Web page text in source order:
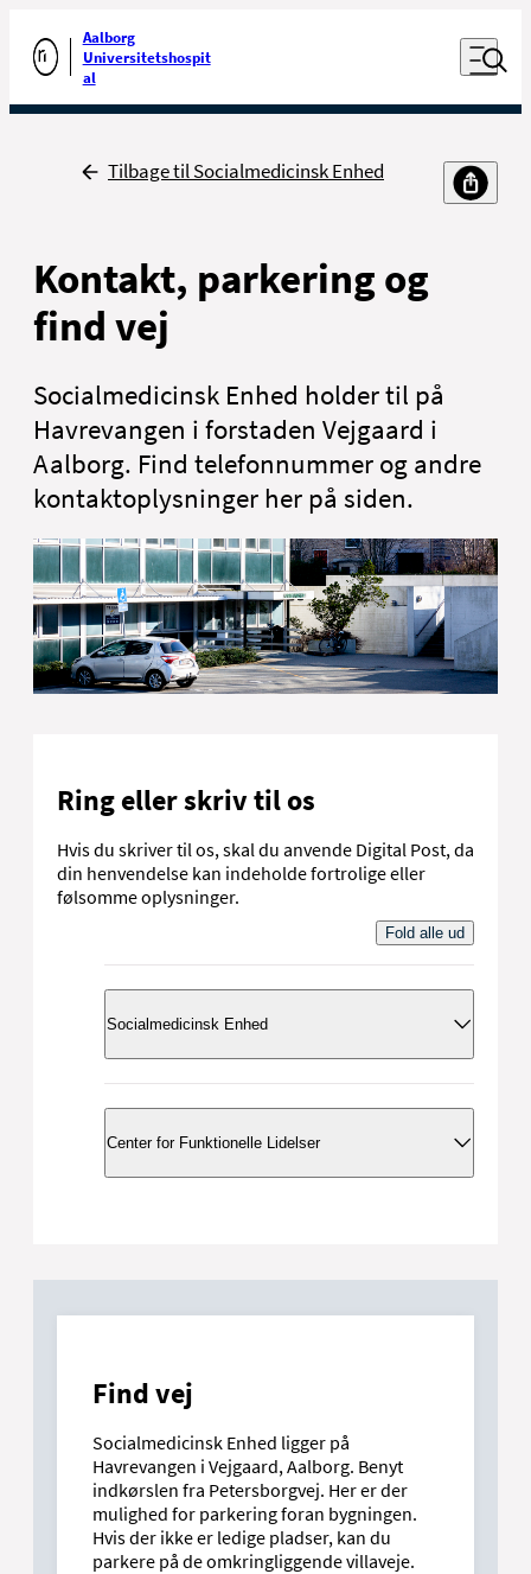
Gå til forsiden
Aalborg
Universitetshospit
al
Åben
Udfør søgning
Tilbage
Tilbage til Socialmedicinsk Enhed
Kontakt, parkering og
find vej
Socialmedicinsk Enhed holder til på
Havrevangen i forstaden Vejgaard i
Aalborg. Find telefonnummer og andre
kontaktoplysninger her på siden.
Ring eller skriv til os
Hvis du skriver til os, skal du anvende Digital Post, da
din henvendelse kan indeholde fortrolige eller
følsomme oplysninger.
Fold alle ud
Socialmedicinsk Enhed
Telefonnummer:97 66 41 40
Fredag 9.30-14.30
Center for Funktionelle Lidelser
Mandag-torsdag 8.00-15.00
Gå til afsnittets
hjemmeside
Find vej
Socialmedicinsk Enhed ligger på
Havrevangen i Vejgaard, Aalborg. Benyt
indkørslen fra Petersborgvej. Her er der
mulighed for parkering foran bygningen.
Hvis der ikke er ledige pladser, kan du
parkere på de omkringliggende villaveje.